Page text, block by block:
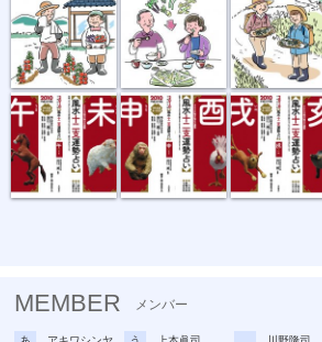
うま・ひつじ さる・とり いぬ・いのしし
MEMBER メンバー